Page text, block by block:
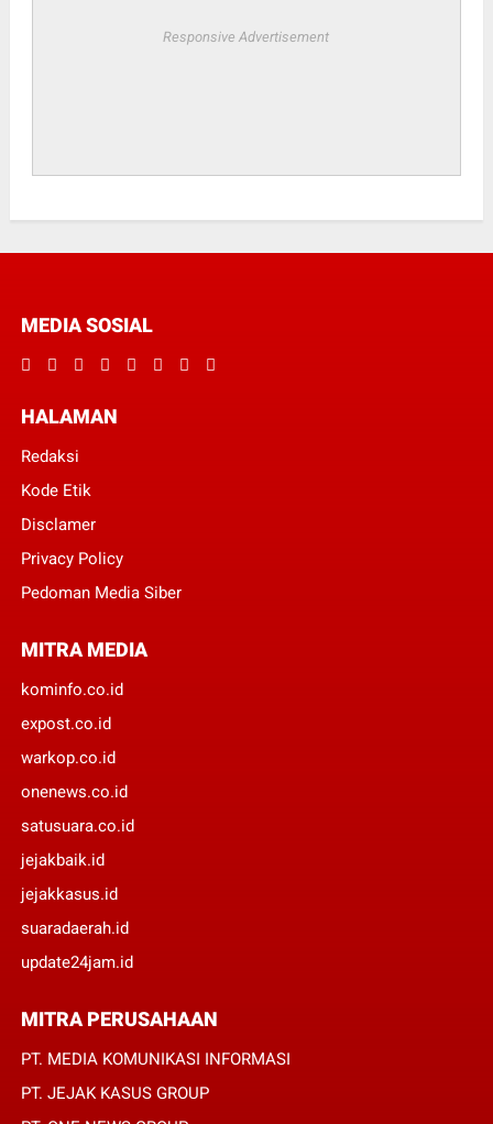
Responsive Advertisement
MEDIA SOSIAL
HALAMAN
Redaksi
Kode Etik
Disclamer
Privacy Policy
Pedoman Media Siber
MITRA MEDIA
kominfo.co.id
expost.co.id
warkop.co.id
onenews.co.id
satusuara.co.id
jejakbaik.id
jejakkasus.id
suaradaerah.id
update24jam.id
MITRA PERUSAHAAN
PT. MEDIA KOMUNIKASI INFORMASI
PT. JEJAK KASUS GROUP